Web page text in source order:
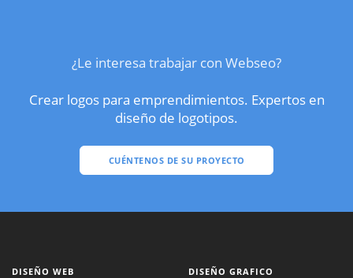
¿Le interesa trabajar con Webseo?
Crear logos para emprendimientos. Expertos en
diseño de logotipos.
CUÉNTENOS DE SU PROYECTO
DISEÑO WEB DISEÑO GRAFICO